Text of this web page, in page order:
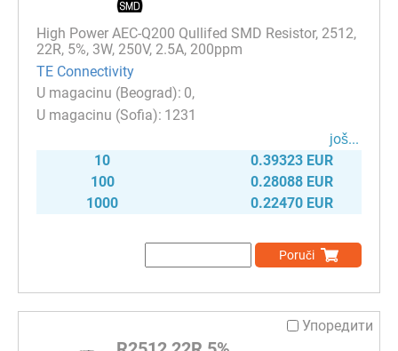
High Power AEC-Q200 Qullifed SMD Resistor, 2512,
22R, 5%, 3W, 250V, 2.5A, 200ppm
TE Connectivity
0
1231
јоš...
10
0.39323 EUR
100
0.28088 EUR
1000
0.22470 EUR
Poruči
Упоредити